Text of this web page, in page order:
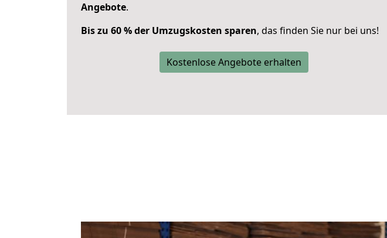
Angebote.
Bis zu 60 % der Umzugskosten sparen, das finden Sie nur bei uns!
Kostenlose Angebote erhalten